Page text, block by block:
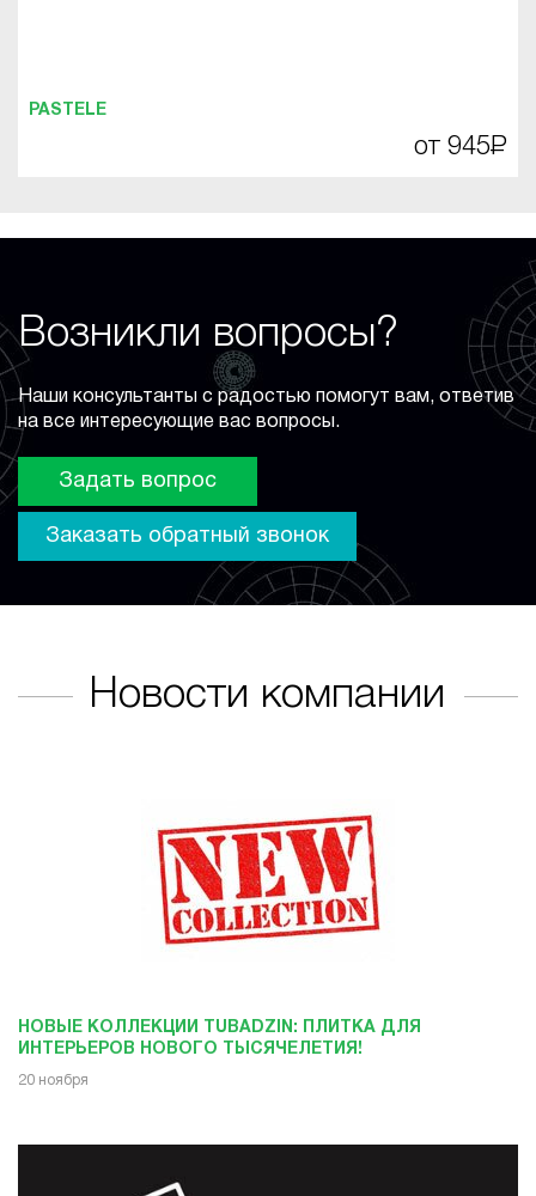
PASTELE
от 945Р
Возникли вопросы?
Наши консультанты с радостью помогут вам, ответив
на все интересующие вас вопросы.
Задать вопрос
Заказать обратный звонок
Новости компании
НОВЫЕ КОЛЛЕКЦИИ TUBADZIN: ПЛИТКА ДЛЯ
ИНТЕРЬЕРОВ НОВОГО ТЫСЯЧЕЛЕТИЯ!
20 ноября